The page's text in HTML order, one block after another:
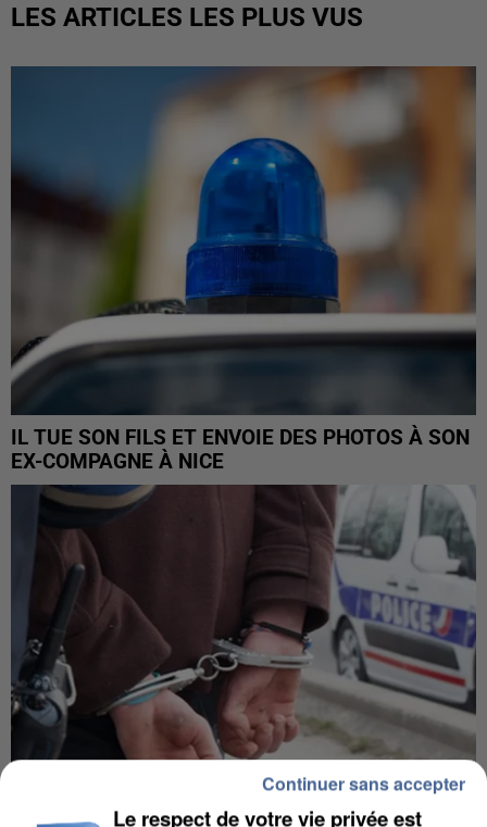
LES ARTICLES LES PLUS VUS
IL TUE SON FILS ET ENVOIE DES PHOTOS À SON
EX-COMPAGNE À NICE
Le respect de votre vie privée est
Continuer sans accepter